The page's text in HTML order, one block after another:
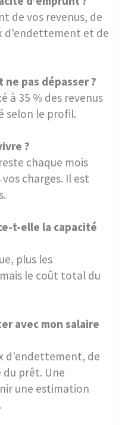
de vos revenus, de
d'endettement et de
pas dépasser ?
à 35 % des revenus
selon le profil.
?
chaque mois
charges. Il est
t-elle la capacité
plus les
le coût total du
avec mon salaire
d'endettement, de
du prêt. Une
une estimation